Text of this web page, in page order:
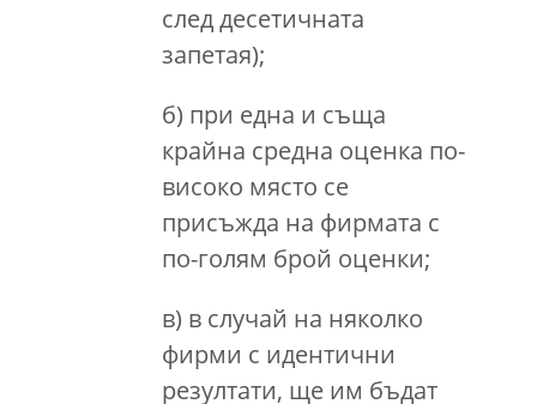
след десетичната
запетая);
б) при една и съща
крайна средна оценка по-
високо място се
присъжда на фирмата с
по-голям брой оценки;
в) в случай на няколко
фирми с идентични
резултати, ще им бъдат